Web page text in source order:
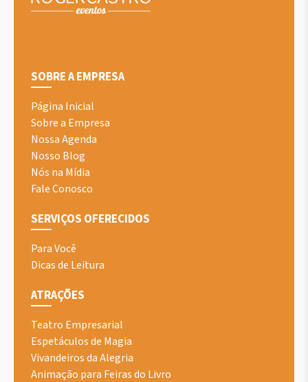
SOBRE A EMPRESA
Página Inicial
Sobre a Empresa
Nossa Agenda
Nosso Blog
Nós na Mídia
Fale Conosco
SERVIÇOS OFERECIDOS
Para Você
Dicas de Leitura
ATRAÇÕES
Teatro Empresarial
Espetáculos de Magia
Vivandeiros da Alegria
Animação para Feiras do Livro